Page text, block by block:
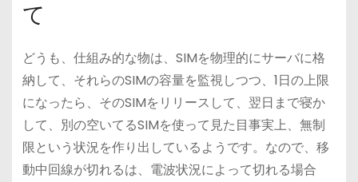
て
どうも、仕組み的な物は、SIMを物理的にサーバに格
納して、それらのSIMの容量を監視しつつ、1日の上限
になったら、そのSIMをリリースして、翌日まで寝か
して、別の空いてるSIMを使って見た目事実上、無制
限という状況を作り出しているようです。なので、移
動中回線が切れるは、電波状況によって切れる場合